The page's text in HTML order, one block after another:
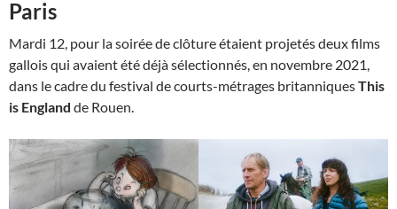
Paris
Mardi 12, pour la soirée de clôture étaient projetés deux films
gallois qui avaient été déjà sélectionnés, en novembre 2021,
dans le cadre du festival de courts-métrages britanniquesThis
is England de Rouen.